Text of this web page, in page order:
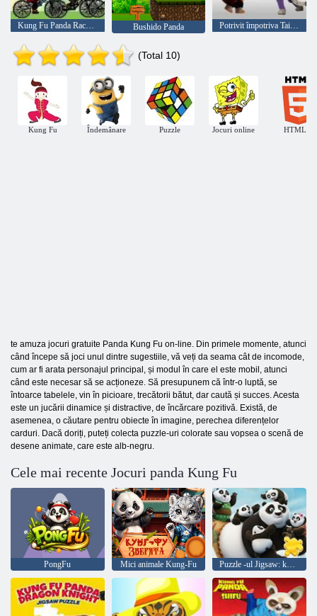
Kung Fu Panda Race Challenge Bushido Panda Potrivit împotriva Tai Lung Box
(Total 10)
Kung Fu Îndemânare Puzzle Jocuri online HTML5
te amuza jocuri gratuite Panda Kung Fu on-line. Din primele momente, atunci
când începe să joci unul dintre sugestiile, vă veți da seama cât de incomode,
cum ar fi arata personajul principal, și modul în care el este mobil, atunci
când este necesar să se acționeze. Să presupunem că într-o luptă, se
întoarce tabelele, vin în picioare, trecătorii bătut, dar caută și succes. Acesta
este un jucării dinamice și distractive, de încărcare pozitivă. Există, de
asemenea, o căutare pentru obiecte în imagine, perechea diferențelor
carduri. Dacă doriți, puteți colecta puzzle-uri colorate sau vopsea o scenă de
desene animate, care este alb-negru.
Cele mai recente Jocuri panda Kung Fu
PongFu Mici animale Kung-Fu Puzzle -ul Jigsaw: kung fu panda